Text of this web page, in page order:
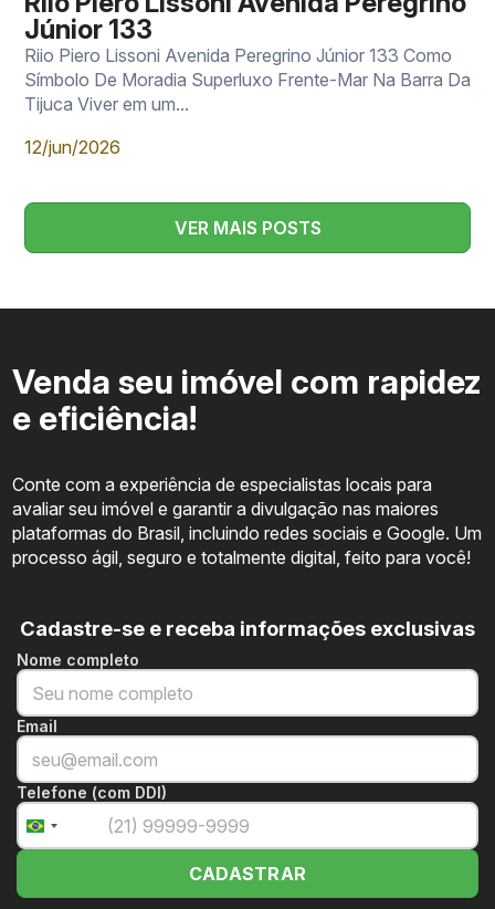
Júnior 133
Riio Piero Lissoni Avenida Peregrino Júnior 133 Como
Símbolo De Moradia Superluxo Frente-Mar Na Barra Da
Tijuca Viver em um...
12/jun/2026
VER MAIS POSTS
Venda seu imóvel com rapidez
e eficiência!
Conte com a experiência de especialistas locais para
avaliar seu imóvel e garantir a divulgação nas maiores
plataformas do Brasil, incluindo redes sociais e Google. Um
processo ágil, seguro e totalmente digital, feito para você!
Cadastre-se e receba informações exclusivas
Nome completo
Email
Telefone (com DDI)
Brazil
+55
CADASTRAR